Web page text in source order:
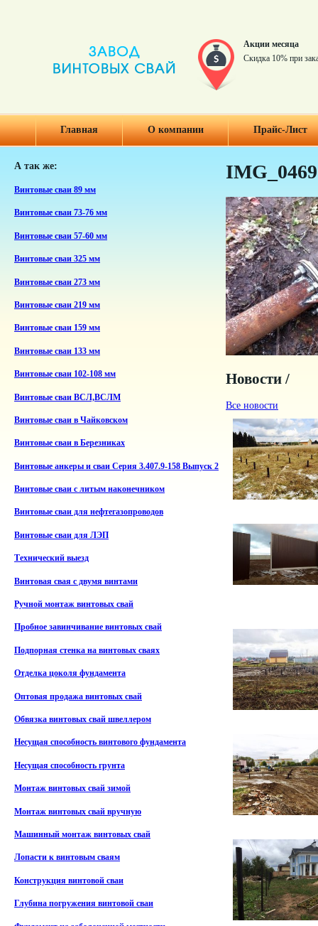
Акции месяца
Скидка 10% при
Главная О компании Прайс-Лист
А так же:
Винтовые сваи 89 мм
Винтовые сваи 73-76 мм
Винтовые сваи 57-60 мм
Винтовые сваи 325 мм
Винтовые сваи 273 мм
Винтовые сваи 219 мм
Винтовые сваи 159 мм
Винтовые сваи 133 мм
Винтовые сваи 102-108 мм
Винтовые сваи ВСЛ,ВСЛМ
Винтовые сваи в Чайковском
Винтовые сваи в Березниках
Винтовые анкеры и сваи Серия 3.407.9-158 Выпуск 2
Винтовые сваи с литым наконечником
Винтовые сваи для нефтегазопроводов
Винтовые сваи для ЛЭП
Технический выезд
Винтовая свая с двумя винтами
Ручной монтаж винтовых свай
Пробное завинчивание винтовых свай
Подпорная стенка на винтовых сваях
Отделка цоколя фундамента
Оптовая продажа винтовых свай
Обвязка винтовых свай швеллером
Несущая способность винтового фундамента
Несущая способность грунта
Монтаж винтовых свай зимой
Монтаж винтовых свай вручную
Машинный монтаж винтовых свай
Лопасти к винтовым сваям
Конструкция винтовой сваи
Глубина погружения винтовой сваи
IMG_0469
Новости /
Все новости